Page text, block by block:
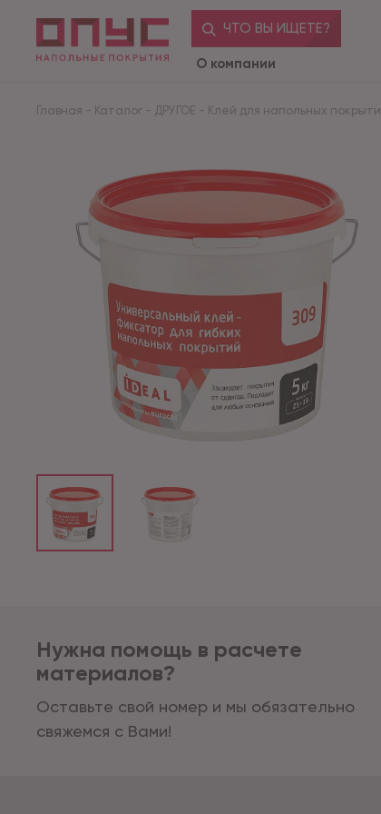
ЧТО ВЫ ИЩЕТЕ?
О компании
Главная - Каталог - ДРУГОЕ - Клей для напольных
Нужна помощь в расчете
материалов?
Оставьте свой номер и мы обязательно
свяжемся с Вами!